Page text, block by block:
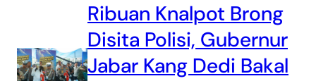
Ribuan Knalpot Brong
Disita Polisi, Gubernur
Jabar Kang Dedi Bakal